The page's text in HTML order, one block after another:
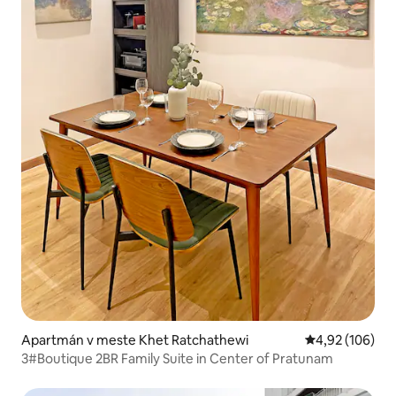
Apartmán v meste Khet Ratchathewi Priemerné
4,92 (106)
3#Boutique 2BR Family Suite in Center of Pratunam